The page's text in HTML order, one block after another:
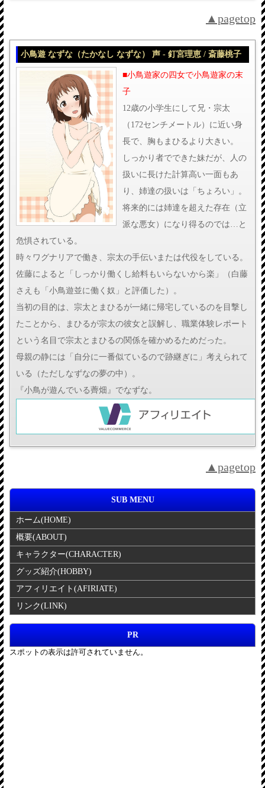
▲pagetop
小鳥遊 なずな（たかなし なずな） 声 - 釘宮理恵 / 斎藤桃子
■小鳥遊家の四女で小鳥遊家の末
子
12歳の小学生にして兄・宗太
（172センチメートル）に近い身
長で、胸もまひるより大きい。
しっかり者でできた妹だが、人の
扱いに長けた計算高い一面もあ
り、姉達の扱いは「ちょろい」。
将来的には姉達を超えた存在（立
派な悪女）になり得るのでは…と
危惧されている。
時々ワグナリアで働き、宗太の手伝いまたは代役をしている。
佐藤によると「しっかり働くし給料もいらないから楽」（白藤
さえも「小鳥遊並に働く奴」と評価した）。
当初の目的は、宗太とまひるが一緒に帰宅しているのを目撃し
たことから、まひるが宗太の彼女と誤解し、職業体験レポート
という名目で宗太とまひるの関係を確かめるためだった。
母親の静には「自分に一番似ているので跡継ぎに」考えられて
いる（ただしなずなの夢の中）。
『小鳥が遊んでいる薺畑』でなずな。
▲pagetop
SUB MENU
ホーム(HOME)
概要(ABOUT)
キャラクター(CHARACTER)
グッズ紹介(HOBBY)
アフィリエイト (AFIRIATE)
リンク(LINK)
PR